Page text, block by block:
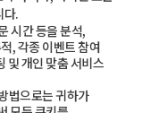
다.
시간 등을 분석,
, 각종 이벤트 참여
및 개인 맞춤 서비스
법으로는 귀하가